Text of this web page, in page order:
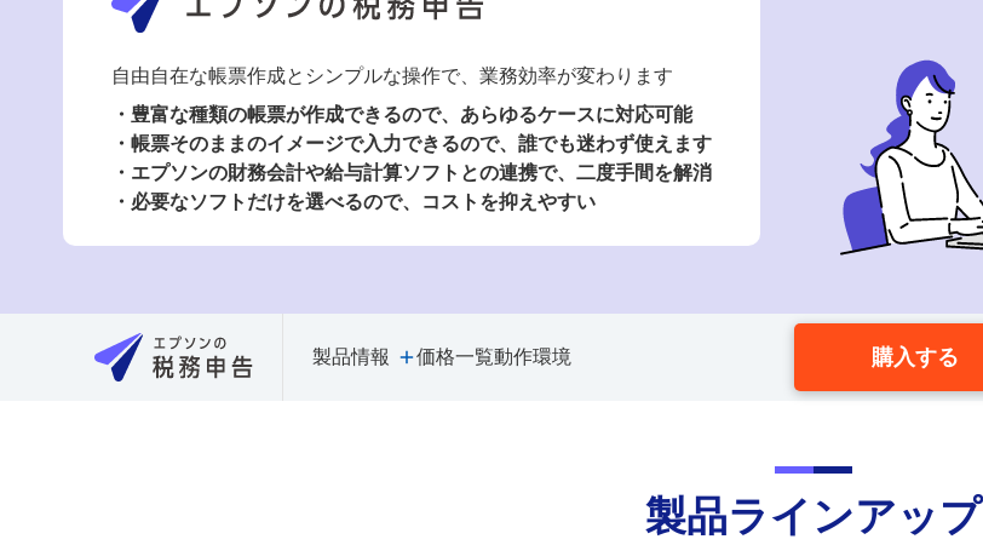
自由自在な帳票作成とシンプルな操作で、業務効率が変わります
豊富な種類の帳票が作成できるので、あらゆるケースに対応可能
帳票そのままのイメージで入力できるので、誰でも迷わず使えます
エプソンの財務会計や給与計算ソフトとの連携で、二度手間を解消
必要なソフトだけを選べるので、コストを抑えやすい
製品情報 価格一覧動作環境 購入する
製品ラインアップ